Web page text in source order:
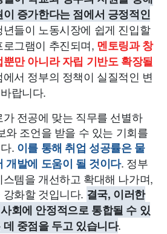
증가한다는 점에서 긍정적인
년들이 노동시장에 쉽게 진입할
그램이 추진되며, 멘토링과 창
만 아니라 자립 기반도 확장될
서 정부의 정책이 실질적인 변
랍니다.
전공에 맞는 직무를 선별하
와 조언을 받을 수 있는 기회를
. 이를 통해 취업 성공률은 물
개발에 도움이 될 것이다. 정부
템을 개선하고 확대해 나가며,
화할 것입니다. 결국, 이러한
회에 안정적으로 통합될 수 있
중점을 두고 있습니다.